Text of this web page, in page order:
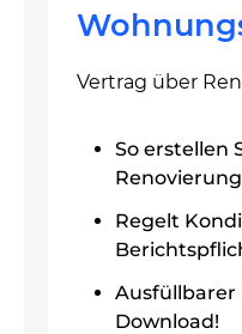
Vertrag über
So erstellen
Regelt
Ausfüllbarer
Download!